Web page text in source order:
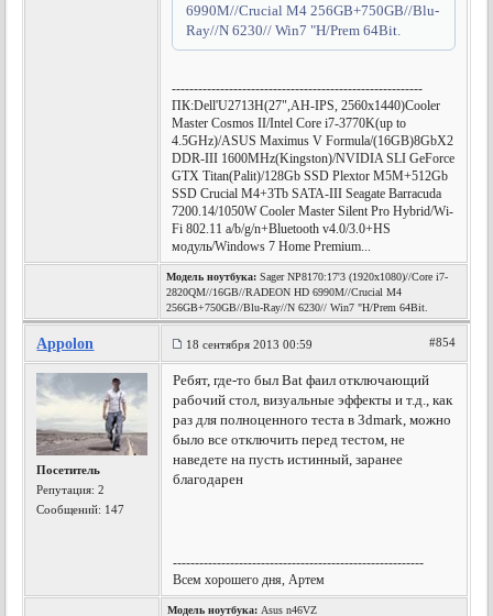
6990M//Crucial M4 256GB+750GB//Blu-
Ray//N 6230// Win7 "H/Prem 64Bit.
---------------------------------------------------------
ПК:Dell'U2713H(27",AH-IPS, 2560x1440)Cooler
Master Cosmos II/Intel Core i7-3770K(up to
4.5GHz)/ASUS Maximus V Formula/(16GB)8GbX2
DDR-III 1600MHz(Kingston)/NVIDIA SLI GeForce
GTX Titan(Palit)/128Gb SSD Plextor M5M+512Gb
SSD Crucial M4+3Tb SATA-III Seagate Barracuda
7200.14/1050W Cooler Master Silent Pro Hybrid/Wi-
Fi 802.11 a/b/g/n+Bluetooth v4.0/3.0+HS
модуль/Windows 7 Home Premium...
Модель ноутбука: Sager NP8170:17'3 (1920x1080)//Core i7-
2820QM//16GB//RADEON HD 6990M//Crucial M4
256GB+750GB//Blu-Ray//N 6230// Win7 "H/Prem 64Bit.
Appolon 18 сентября 2013 00:59 #854
Посетитель
Репутация:2
Сообщений: 147
Ребят, где-то был Bat фаил отключающий
рабочий стол, визуальные эффекты и т.д., как
раз для полноценного теста в 3dmark, можно
было все отключить перед тестом, не
наведете на пусть истинный, заранее
благодарен
---------------------------------------------------------
Всем хорошего дня, Артем
Модель ноутбука: Asus n46VZ